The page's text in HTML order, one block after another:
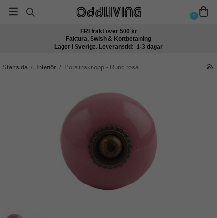
0
FRI frakt över 500 kr
Faktura, Swish & Kortbetalning
Lager i Sverige. Leveranstid: 1-3 dagar
Startsida / Interiör / Porslinsknopp - Rund rosa